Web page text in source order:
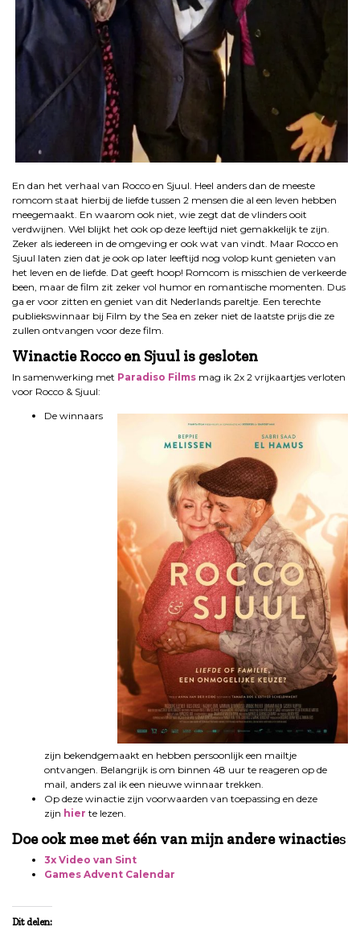
En dan het verhaal van Rocco en Sjuul. Heel anders dan de meeste
romcom staat hierbij de liefde tussen 2 mensen die al een leven hebben
meegemaakt. En waarom ook niet, wie zegt dat de vlinders ooit
verdwijnen. Wel blijkt het ook op deze leeftijd niet gemakkelijk te zijn.
Zeker als iedereen in de omgeving er ook wat van vindt. Maar Rocco en
Sjuul laten zien dat je ook op later leeftijd nog volop kunt genieten van
het leven en de liefde. Dat geeft hoop! Romcom is misschien de verkeerde
been, maar de film zit zeker vol humor en romantische momenten. Dus
ga er voor zitten en geniet van dit Nederlands pareltje. Een terechte
publiekswinnaar bij Film by the Sea en zeker niet de laatste prijs die ze
zullen ontvangen voor deze film.
Winactie Rocco en Sjuul is gesloten
In samenwerking met Paradiso Films mag ik 2x 2 vrijkaartjes verloten
voor Rocco & Sjuul:
De winnaars
zijn bekendgemaakt en hebben persoonlijk een mailtje
ontvangen. Belangrijk is om binnen 48 uur te reageren op de
mail, anders zal ik een nieuwe winnaar trekken.
Op deze winactie zijn voorwaarden van toepassing en deze
zijn hier te lezen.
Doe ook mee met één van mijn andere winacties
3x Video van Sint
Games Advent Calendar
Dit delen: